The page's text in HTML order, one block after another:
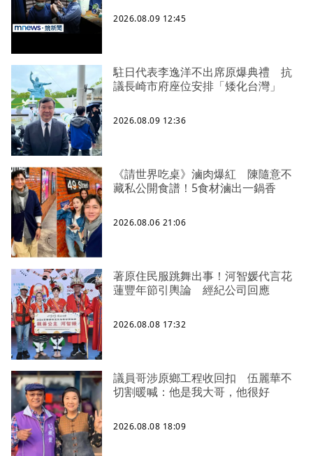
2026.08.09 12:45
駐日代表李逸洋不出席原爆典禮 抗
議長崎市府座位安排「矮化台灣」
2026.08.09 12:36
《請世界吃桌》滷肉爆紅 陳隨意不
藏私公開食譜！5食材滷出一鍋香
2026.08.06 21:06
著原住民服跳舞出事！河智媛代言花
蓮豐年節引輿論 經紀公司回應
2026.08.08 17:32
議員哥涉原鄉工程收回扣 伍麗華不
切割暖喊：他是我大哥，他很好
2026.08.08 18:09